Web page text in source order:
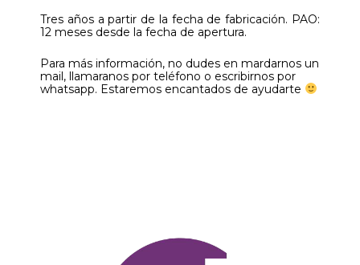
Tres años a partir de la fecha de fabricación. PAO:
12 meses desde la fecha de apertura.
Para más información, no dudes en mardarnos un
mail, llamaranos por teléfono o escribirnos por
whatsapp. Estaremos encantados de ayudarte